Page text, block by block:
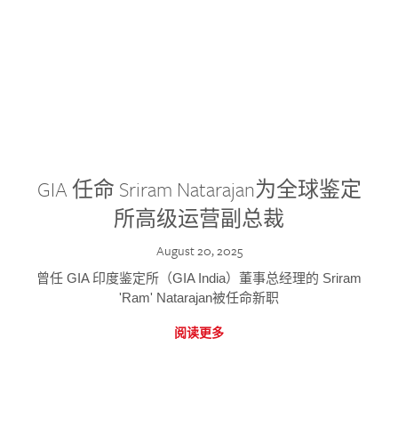
GIA 任命 Sriram Natarajan为全球鉴定
所高级运营副总裁
August 20, 2025
曾任 GIA 印度鉴定所（GIA India）董事总经理的 Sriram
'Ram' Natarajan被任命新职
阅读更多